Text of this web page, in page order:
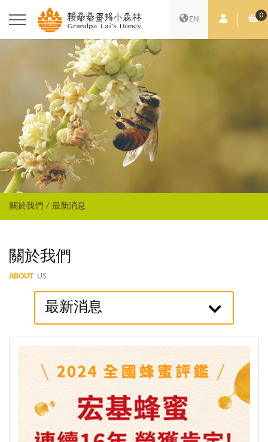
EN 會員中心0
購
關於我們 最新消息
關於我們
ABOUT US
最新消息
觀看更多